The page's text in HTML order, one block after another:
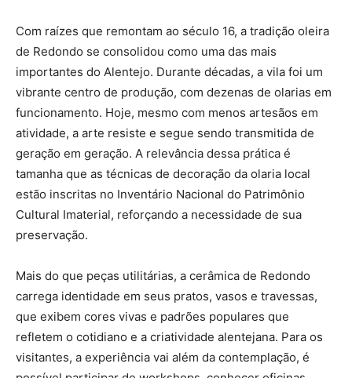
Com raízes que remontam ao século 16, a tradição oleira
de Redondo se consolidou como uma das mais
importantes do Alentejo. Durante décadas, a vila foi um
vibrante centro de produção, com dezenas de olarias em
funcionamento. Hoje, mesmo com menos artesãos em
atividade, a arte resiste e segue sendo transmitida de
geração em geração. A relevância dessa prática é
tamanha que as técnicas de decoração da olaria local
estão inscritas no Inventário Nacional do Patrimônio
Cultural Imaterial, reforçando a necessidade de sua
preservação.
Mais do que peças utilitárias, a cerâmica de Redondo
carrega identidade em seus pratos, vasos e travessas,
que exibem cores vivas e padrões populares que
refletem o cotidiano e a criatividade alentejana. Para os
visitantes, a experiência vai além da contemplação, é